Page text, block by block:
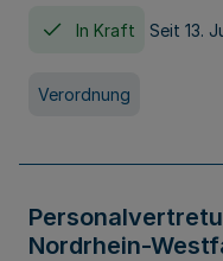
In Kraft Seit 13.
Verordnung
Nordrhein-